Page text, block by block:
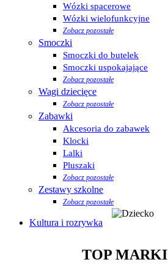
Wózki spacerowe
Wózki wielofunkcyjne
Zobacz pozostałe
Smoczki
Smoczki do butelek
Smoczki uspokajające
Zobacz pozostałe
Wagi dziecięce
Zobacz pozostałe
Zabawki
Akcesoria do zabawek
Klocki
Lalki
Pluszaki
Zobacz pozostałe
Zestawy szkolne
Zobacz pozostałe
Kultura i rozrywka
TOP MARKI